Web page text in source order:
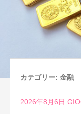
カテゴリー: 金融
2026年8月6日